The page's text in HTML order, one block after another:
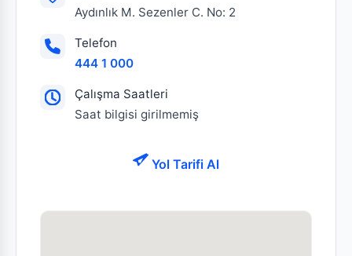
Aydınlık M. Sezenler C. No: 2
Telefon
444 1 000
Çalışma Saatleri
Saat bilgisi girilmemiş
Yol Tarifi Al